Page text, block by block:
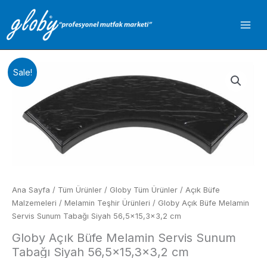
Sale!
Ana Sayfa / Tüm Ürünler / Globy Tüm Ürünler / Açık Büfe
Malzemeleri / Melamin Teşhir Ürünleri / Globy Açık Büfe Melamin
Servis Sunum Tabağı Siyah 56,5×15,3×3,2 cm
Globy Açık Büfe Melamin Servis Sunum
Tabağı Siyah 56,5×15,3×3,2 cm